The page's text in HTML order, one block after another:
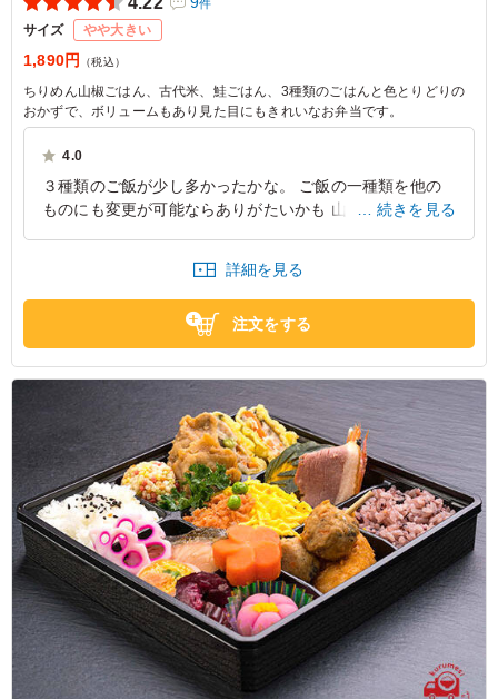
件
サイズ やや大きい
1,890円 （税込）
ちりめん山椒ごはん、古代米、鮭ごはん、3種類のごはんと色とりどりの
おかずで、ボリュームもあり見た目にもきれいなお弁当です。
4.0
３種類のご飯が少し多かったかな。 ご飯の一種類を他の
ものにも変更が可能ならありがたいかも 山椒とちりめん
奈良県生駒郡三郷町信貴ケ丘2026/02/12
続きを見る
詳細を見る
注文をする